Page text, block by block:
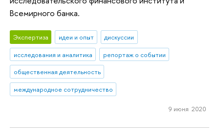
Всемирного банка.
Экспертиза идеи и опыт
дискуссии
исследования и аналитика
репортаж о событии
общественная деятельность
международное сотрудничество
9 июня 2020